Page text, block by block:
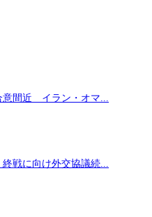
意間近 イラン・オマ...
戦に向け外交協議続...